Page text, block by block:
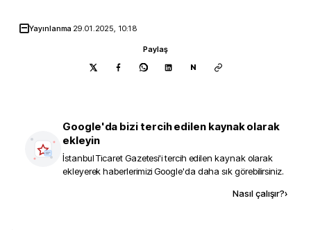
Yayınlanma 29.01.2025, 10:18
Paylaş
N
Google'da bizi tercih edilen kaynak olarak
ekleyin
İstanbul Ticaret Gazetesi'i tercih edilen kaynak olarak
ekleyerek haberlerimizi Google'da daha sık görebilirsiniz.
Nasıl çalışır?›